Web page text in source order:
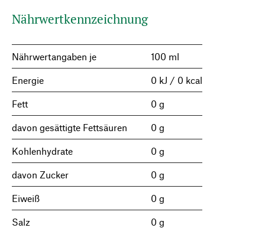
Nährwertkennzeichnung
Nährwertangaben je 100 ml
Energie 0 kJ / 0 kcal
Fett 0 g
davon gesättigte Fettsäuren 0 g
Kohlenhydrate 0 g
davon Zucker 0 g
Eiweiß 0 g
Salz 0 g